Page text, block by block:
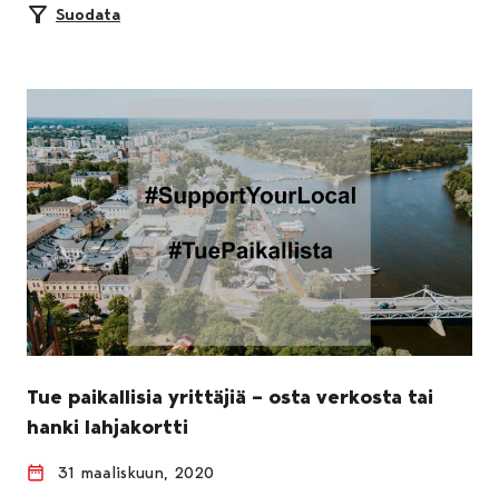
Suodata
Tue paikallisia yrittäjiä – osta verkosta tai
hanki lahjakortti
31 maaliskuun, 2020